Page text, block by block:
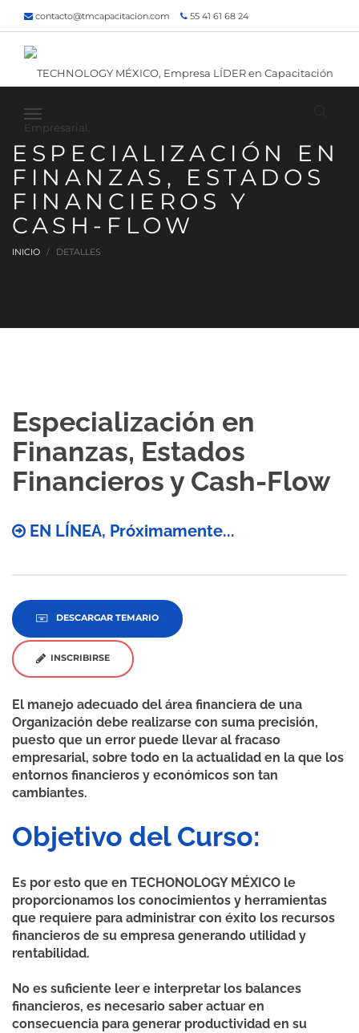
contacto@tmcapacitacion.com 55 41 61 68 24
55 47 60 80 49
Inicio ¿Quiénes somos? Contacto
¡Siguenos!
ESPECIALIZACIÓN EN
FINANZAS, ESTADOS
FINANCIEROS Y
CASH-FLOW
INICIO DETALLES
Especialización en
Finanzas, Estados
Financieros y Cash-Flow
EN LÍNEA, Próximamente...
DESCARGAR TEMARIO
INSCRIBIRSE
El manejo adecuado del área financiera de una
Organización debe realizarse con suma precisión,
puesto que un error puede llevar al fracaso
empresarial, sobre todo en la actualidad en la que los
entornos financieros y económicos son tan
cambiantes.
Objetivo del Curso:
Es por esto que en TECHONOLOGY MÉXICO le
proporcionamos los conocimientos y herramientas
que requiere para administrar con éxito los recursos
financieros de su empresa generando utilidad y
rentabilidad.
No es suficiente leer e interpretar los balances
financieros, es necesario saber actuar en
consecuencia para generar productividad en su